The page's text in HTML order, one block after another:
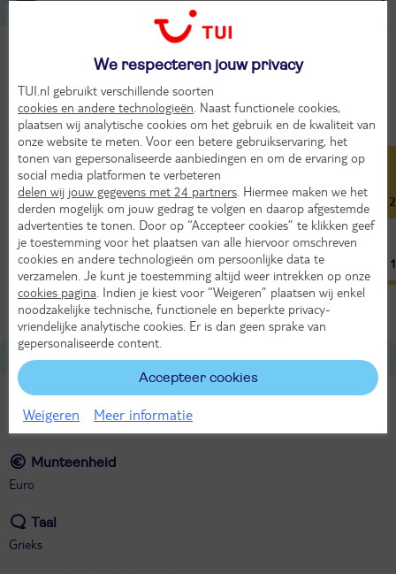
De makkelijkste manier om de zon op te zoeken.
Toon meer soorten vakanties
Het weer in Anissaras
Jan
15°
11°
6
Feb
16°
12°
7
Mrt
17°
12°
9
Apr
20°
14°
10
Mei
24°
18°
12
Jun
27°
22°
Bron: Weeronline
Over Griekenland
1 uur later dan in NL
Munteenheid
Euro
Taal
Grieks
We respecteren jouw privacy
TUI.nl gebruikt verschillende soorten
cookies en andere technologieën . Naast functionele cookies,
plaatsen wij analytische cookies om het gebruik en de kwaliteit van
onze website te meten. Voor een betere gebruikservaring, het
tonen van gepersonaliseerde aanbiedingen en om de ervaring op
social media platformen te verbeteren
delen wij jouw gegevens met 24 partners . Hiermee maken we het
derden mogelijk om jouw gedrag te volgen en daarop afgestemde
advertenties te tonen. Door op “Accepteer cookies” te klikken geef
je toestemming voor het plaatsen van alle hiervoor omschreven
cookies en andere technologieën om persoonlijke data te
verzamelen. Je kunt je toestemming altijd weer intrekken op onze
cookies pagina . Indien je kiest voor “Weigeren” plaatsen wij enkel
noodzakelijke technische, functionele en beperkte privacy-
vriendelijke analytische cookies. Er is dan geen sprake van
gepersonaliseerde content.
Accepteer cookies
Weigeren Meer informatie